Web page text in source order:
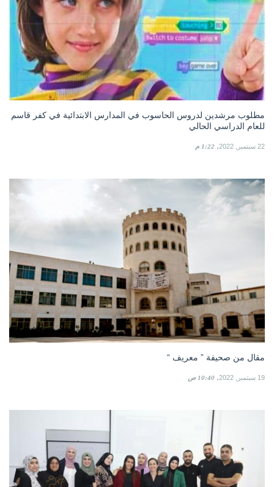
مطلوب مرشدين لدروس الحاسوب في المدارس الابتدائية في كفر قاسم
للعام الدراسي الحالي
22 سبتمبر, 2022 1:22 م
مقال من صحيفة ” معريف “
19 سبتمبر, 2022 10:40 ص